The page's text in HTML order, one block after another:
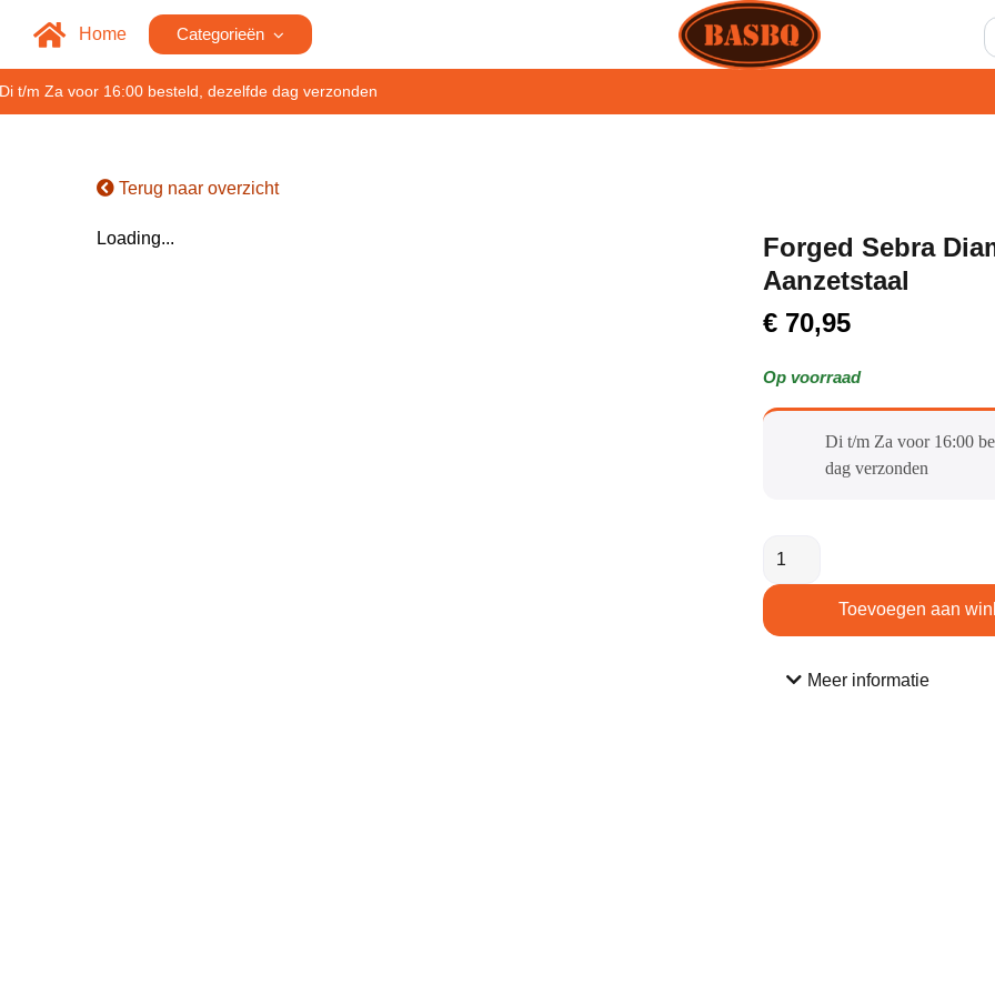
Home Categorieën
t/m Za voor 16:00 besteld, dezelfde dag verzonden
Terug naar overzicht
Loading...
Forged Sebra
Aanzetstaal
€ 70,95
Op voorraad
Di t/m Za voor 16:00
dag verzonden​
Toevoegen aan
Meer informatie